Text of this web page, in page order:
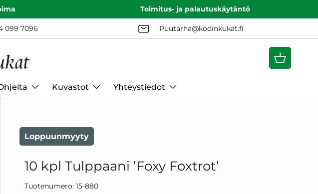
Toimitus- ja palautuskäytäntö
099 7096 Puutarha@kodinkukat.fi
Ostoskori
Kuvastot Yhteystiedot
Loppuunmyyty
10 kpl Tulppaani ’Foxy Foxtrot’
Tuotenumero: 15-880